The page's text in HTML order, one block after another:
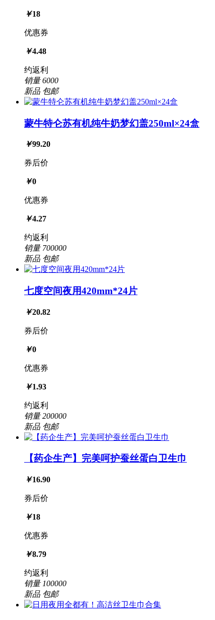
￥18
优惠券
￥4.48
约返利
销量6000
新品 包邮
蒙牛特仑苏有机纯牛奶梦幻盖250ml×24盒
￥99.20
券后价
￥0
优惠券
￥4.27
约返利
销量700000
新品 包邮
七度空间夜用420mm*24片
￥20.82
券后价
￥0
优惠券
￥1.93
约返利
销量200000
新品 包邮
【药企生产】完美呵护蚕丝蛋白卫生巾
￥16.90
券后价
￥18
优惠券
￥8.79
约返利
销量 100000
新品 包邮